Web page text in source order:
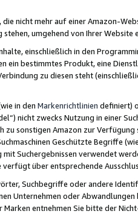
nicht mehr auf einer Amazon-
umgehend von Ihrer
einschließlich in den
ein bestimmtes Produkt, eine
zu diesen steht
in den Markenrichtlinien definiert)
nicht zwecks Nutzung in einer
zu sonstigen Amazon zur
Geschützte Begriffe
Suchergebnissen verwendet
verfügt über entsprechende
Suchbegriffe oder andere
Unternehmen oder
Marken entnehmen Sie bitte der